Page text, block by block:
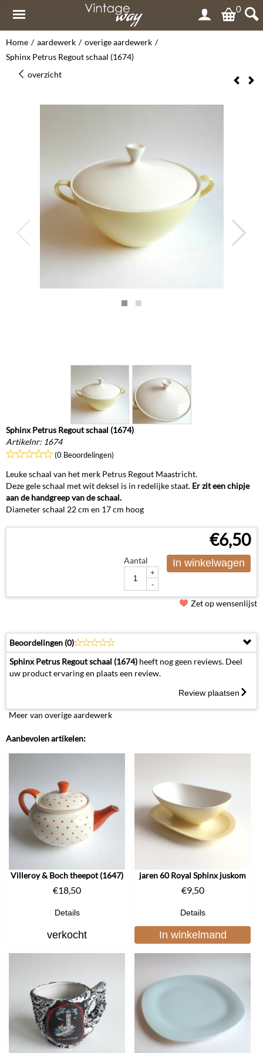
0
Home / aardewerk / overige aardewerk /
Sphinx Petrus Regout schaal (1674)
overzicht
Sphinx Petrus Regout schaal (1674)
Artikelnr: 1674
(0 Beoordelingen)
Leuke schaal van het merk Petrus Regout Maastricht.
Deze gele schaal met wit deksel is in redelijke staat. Er zit een chipje
aan de handgreep van de schaal.
Diameter schaal 22 cm en 17 cm hoog
€6,50
Aantal
+
-
In winkelwagen
Zet op wensenlijst
Beoordelingen (0)
Sphinx Petrus Regout schaal (1674) heeft nog geen reviews. Deel
uw product ervaring en plaats een review.
Review plaatsen
Meer van overige aardewerk
Aanbevolen artikelen:
Villeroy & Boch theepot (1647)
€18,50
Details
verkocht
jaren 60 Royal Sphinx juskom
€9,50
Details
In winkelmand